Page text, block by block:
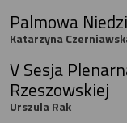
Palmowa
Katarzyna
V Sesja
Rzeszowskiej
Urszula Rak